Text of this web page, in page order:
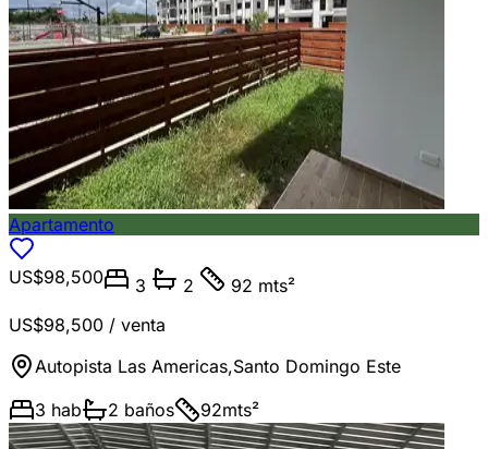
Apartamento
US$98,500 3 2
92 mts²
US$98,500 / venta
Autopista Las Americas,Santo Domingo Este
3 hab 2 baños 92mts²